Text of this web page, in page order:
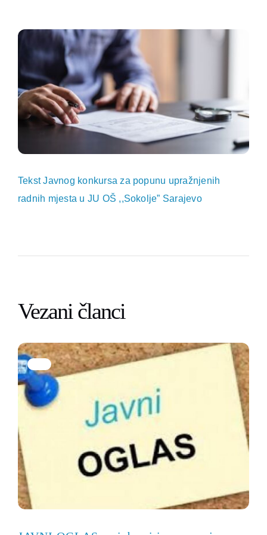
Tekst Javnog konkursa za popunu upražnjenih
radnih mjesta u JU OŠ ,,Sokolje” Sarajevo
Vezani članci